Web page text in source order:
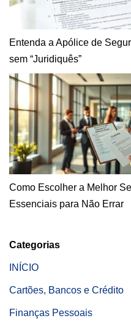
Entenda a Apólice de
sem “Juridiquês”
Como Escolher a Melhor
Essenciais para Não Errar
Categorias
INÍCIO
Cartões, Bancos e Crédito
Finanças Pessoais